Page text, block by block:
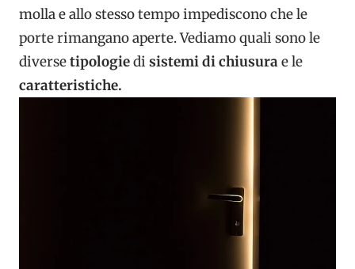
molla e allo stesso tempo impediscono che le
porte rimangano aperte. Vediamo quali sono le
diversetipologiedi sistemi di chiusurae le
caratteristiche.